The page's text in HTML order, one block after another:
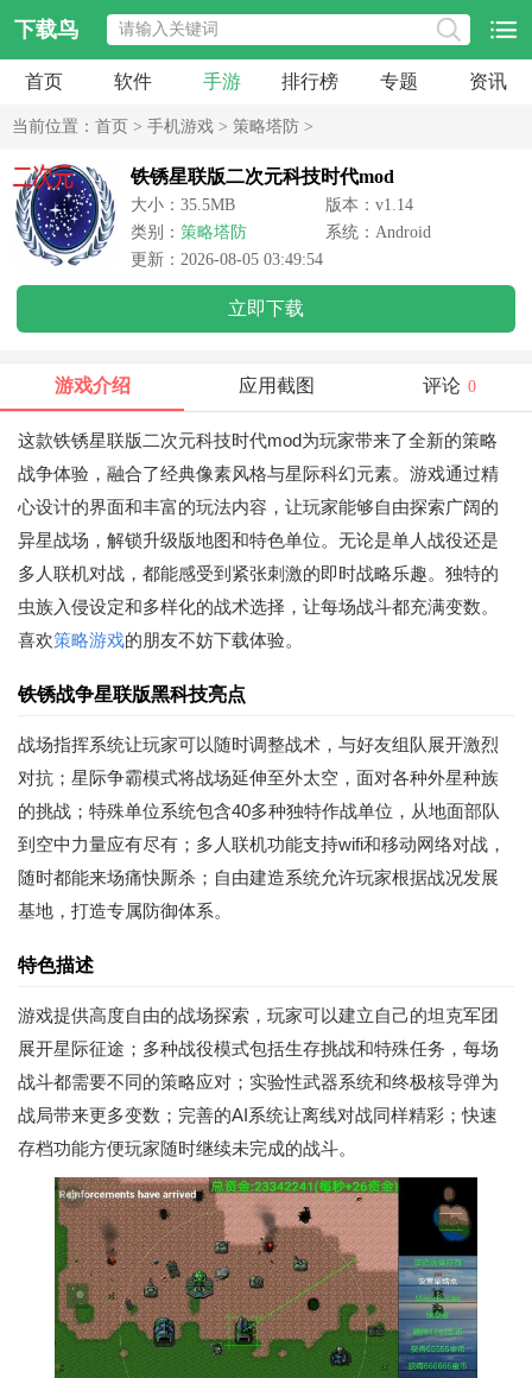
下载鸟
首页 软件 手游 排行榜 专题 资讯
当前位置： 首页 > 手机游戏 > 策略塔防 >
铁锈星联版二次元科技时代mod
大小：35.5MB
版本：v1.14
类别： 策略塔防
系统：Android
更新：2026-08-05 03:49:54
立即下载
游戏介绍 应用截图 评论 0
这款铁锈星联版二次元科技时代mod为玩家带来了全新的策略
战争体验，融合了经典像素风格与星际科幻元素。游戏通过精
心设计的界面和丰富的玩法内容，让玩家能够自由探索广阔的
异星战场，解锁升级版地图和特色单位。无论是单人战役还是
多人联机对战，都能感受到紧张刺激的即时战略乐趣。独特的
虫族入侵设定和多样化的战术选择，让每场战斗都充满变数。
喜欢策略游戏的朋友不妨下载体验。
铁锈战争星联版黑科技亮点
战场指挥系统让玩家可以随时调整战术，与好友组队展开激烈
对抗；星际争霸模式将战场延伸至外太空，面对各种外星种族
的挑战；特殊单位系统包含40多种独特作战单位，从地面部队
到空中力量应有尽有；多人联机功能支持wifi和移动网络对战，
随时都能来场痛快厮杀；自由建造系统允许玩家根据战况发展
基地，打造专属防御体系。
特色描述
游戏提供高度自由的战场探索，玩家可以建立自己的坦克军团
展开星际征途；多种战役模式包括生存挑战和特殊任务，每场
战斗都需要不同的策略应对；实验性武器系统和终极核导弹为
战局带来更多变数；完善的AI系统让离线对战同样精彩；快速
存档功能方便玩家随时继续未完成的战斗。